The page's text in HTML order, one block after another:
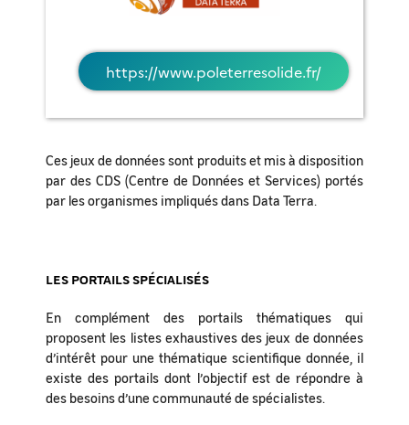
https://www.poleterresolide.fr/
Ces jeux de données sont produits et mis à disposition
par des CDS (Centre de Données et Services) portés
par les organismes impliqués dans Data Terra.
LES PORTAILS SPÉCIALISÉS
En complément des portails thématiques qui
proposent les listes exhaustives des jeux de données
d’intérêt pour une thématique scientifique donnée, il
existe des portails dont l’objectif est de répondre à
des besoins d’une communauté de spécialistes.